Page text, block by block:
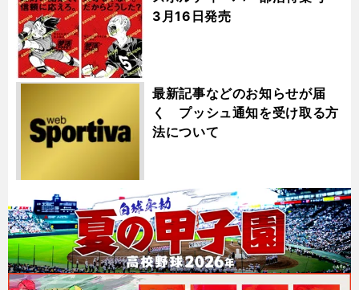
3月16日発売
最新記事などのお知らせが届
く プッシュ通知を受け取る方
法について